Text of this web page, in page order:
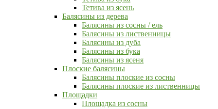
Тетива из ясень
Балясины из дерева
Балясины из сосны / ель
Балясины из лиственницы
Балясины из дуба
Балясины из бука
Балясины из ясеня
Плоские балясины
Балясины плоские из сосны
Балясины плоские из лиственницы
Площадки
Площадка из сосны